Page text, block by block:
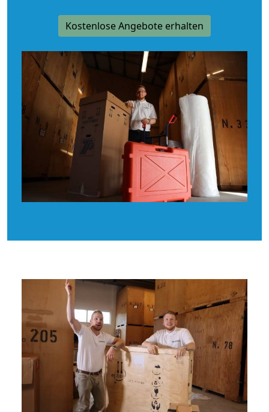
Kostenlose Angebote erhalten